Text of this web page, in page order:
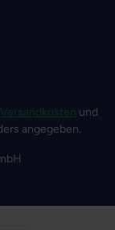
Versandkosten und
angegeben.